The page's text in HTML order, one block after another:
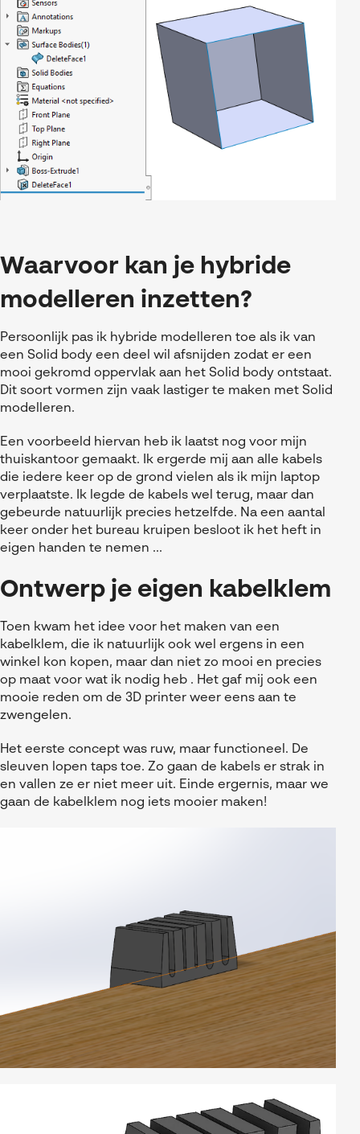
Waarvoor kan je hybride
modelleren inzetten?
Persoonlijk pas ik hybride modelleren toe als ik van
een Solid body een deel wil afsnijden zodat er een
mooi gekromd oppervlak aan het Solid body ontstaat.
Dit soort vormen zijn vaak lastiger te maken met Solid
modelleren.
Een voorbeeld hiervan heb ik laatst nog voor mijn
thuiskantoor gemaakt. Ik ergerde mij aan alle kabels
die iedere keer op de grond vielen als ik mijn laptop
verplaatste. Ik legde de kabels wel terug, maar dan
gebeurde natuurlijk precies hetzelfde. Na een aantal
keer onder het bureau kruipen besloot ik het heft in
eigen handen te nemen ...
Ontwerp je eigen kabelklem
Toen kwam het idee voor het maken van een
kabelklem, die ik natuurlijk ook wel ergens in een
winkel kon kopen, maar dan niet zo mooi en precies
op maat voor wat ik nodig heb . Het gaf mij ook een
mooie reden om de 3D printer weer eens aan te
zwengelen.
Het eerste concept was ruw, maar functioneel. De
sleuven lopen taps toe. Zo gaan de kabels er strak in
en vallen ze er niet meer uit. Einde ergernis, maar we
gaan de kabelklem nog iets mooier maken!